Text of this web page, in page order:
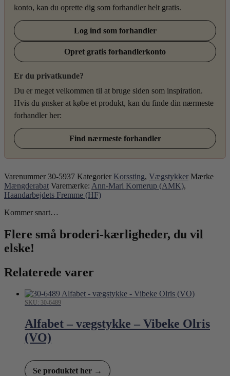
konto, kan du oprette dig som forhandler helt gratis.
Log ind som forhandler
Opret gratis forhandlerkonto
Er du privatkunde?
Du er meget velkommen til at bruge siden som inspiration.
Hvis du ønsker at købe et produkt, kan du finde din nærmeste
forhandler her:
Find nærmeste forhandler
Varenummer 30-5937 Kategorier Korssting, Vægstykker Mærke
Mængderabat Varemærke: Ann-Mari Kornerup (AMK),
Haandarbejdets Fremme (HF)
Kommer snart…
Flere små broderi-kærligheder, du vil
elske!
Relaterede varer
SKU: 30-6489
Alfabet – vægstykke – Vibeke Olris
(VO)
Se produktet her →